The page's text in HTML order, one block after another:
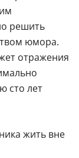
решить
юмора.
отражения
сто лет
жить вне